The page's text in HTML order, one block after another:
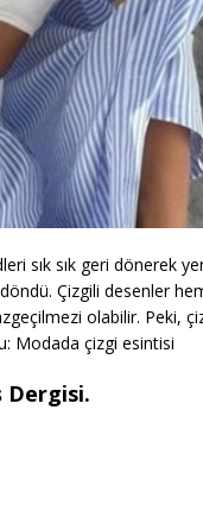
sık sık geri dönerek
Çizgili desenler
olabilir. Peki,
Modada çizgi esintisi
Dergisi.